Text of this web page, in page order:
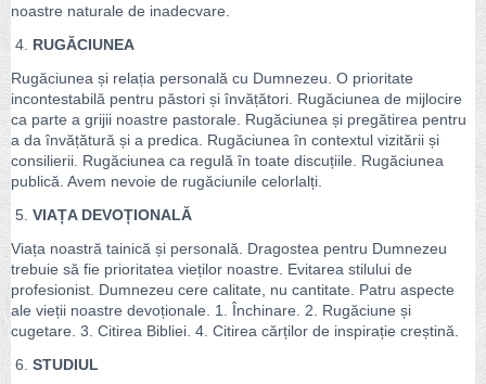
noastre naturale de inadecvare.
4. RUGĂCIUNEA
Rugăciunea și relația personală cu Dumnezeu. O prioritate
incontestabilă pentru păstori și învățători. Rugăciunea de mijlocire
ca parte a grijii noastre pastorale. Rugăciunea și pregătirea pentru
a da învățătură și a predica. Rugăciunea în contextul vizitării și
consilierii. Rugăciunea ca regulă în toate discuțiile. Rugăciunea
publică. Avem nevoie de rugăciunile celorlalți.
5. VIAȚA DEVOȚIONALĂ
Viața noastră tainică și personală. Dragostea pentru Dumnezeu
trebuie să fie prioritatea vieților noastre. Evitarea stilului de
profesionist. Dumnezeu cere calitate, nu cantitate. Patru aspecte
ale vieții noastre devoționale. 1. Închinare. 2. Rugăciune și
cugetare. 3. Citirea Bibliei. 4. Citirea cărților de inspirație creștină.
6. STUDIUL